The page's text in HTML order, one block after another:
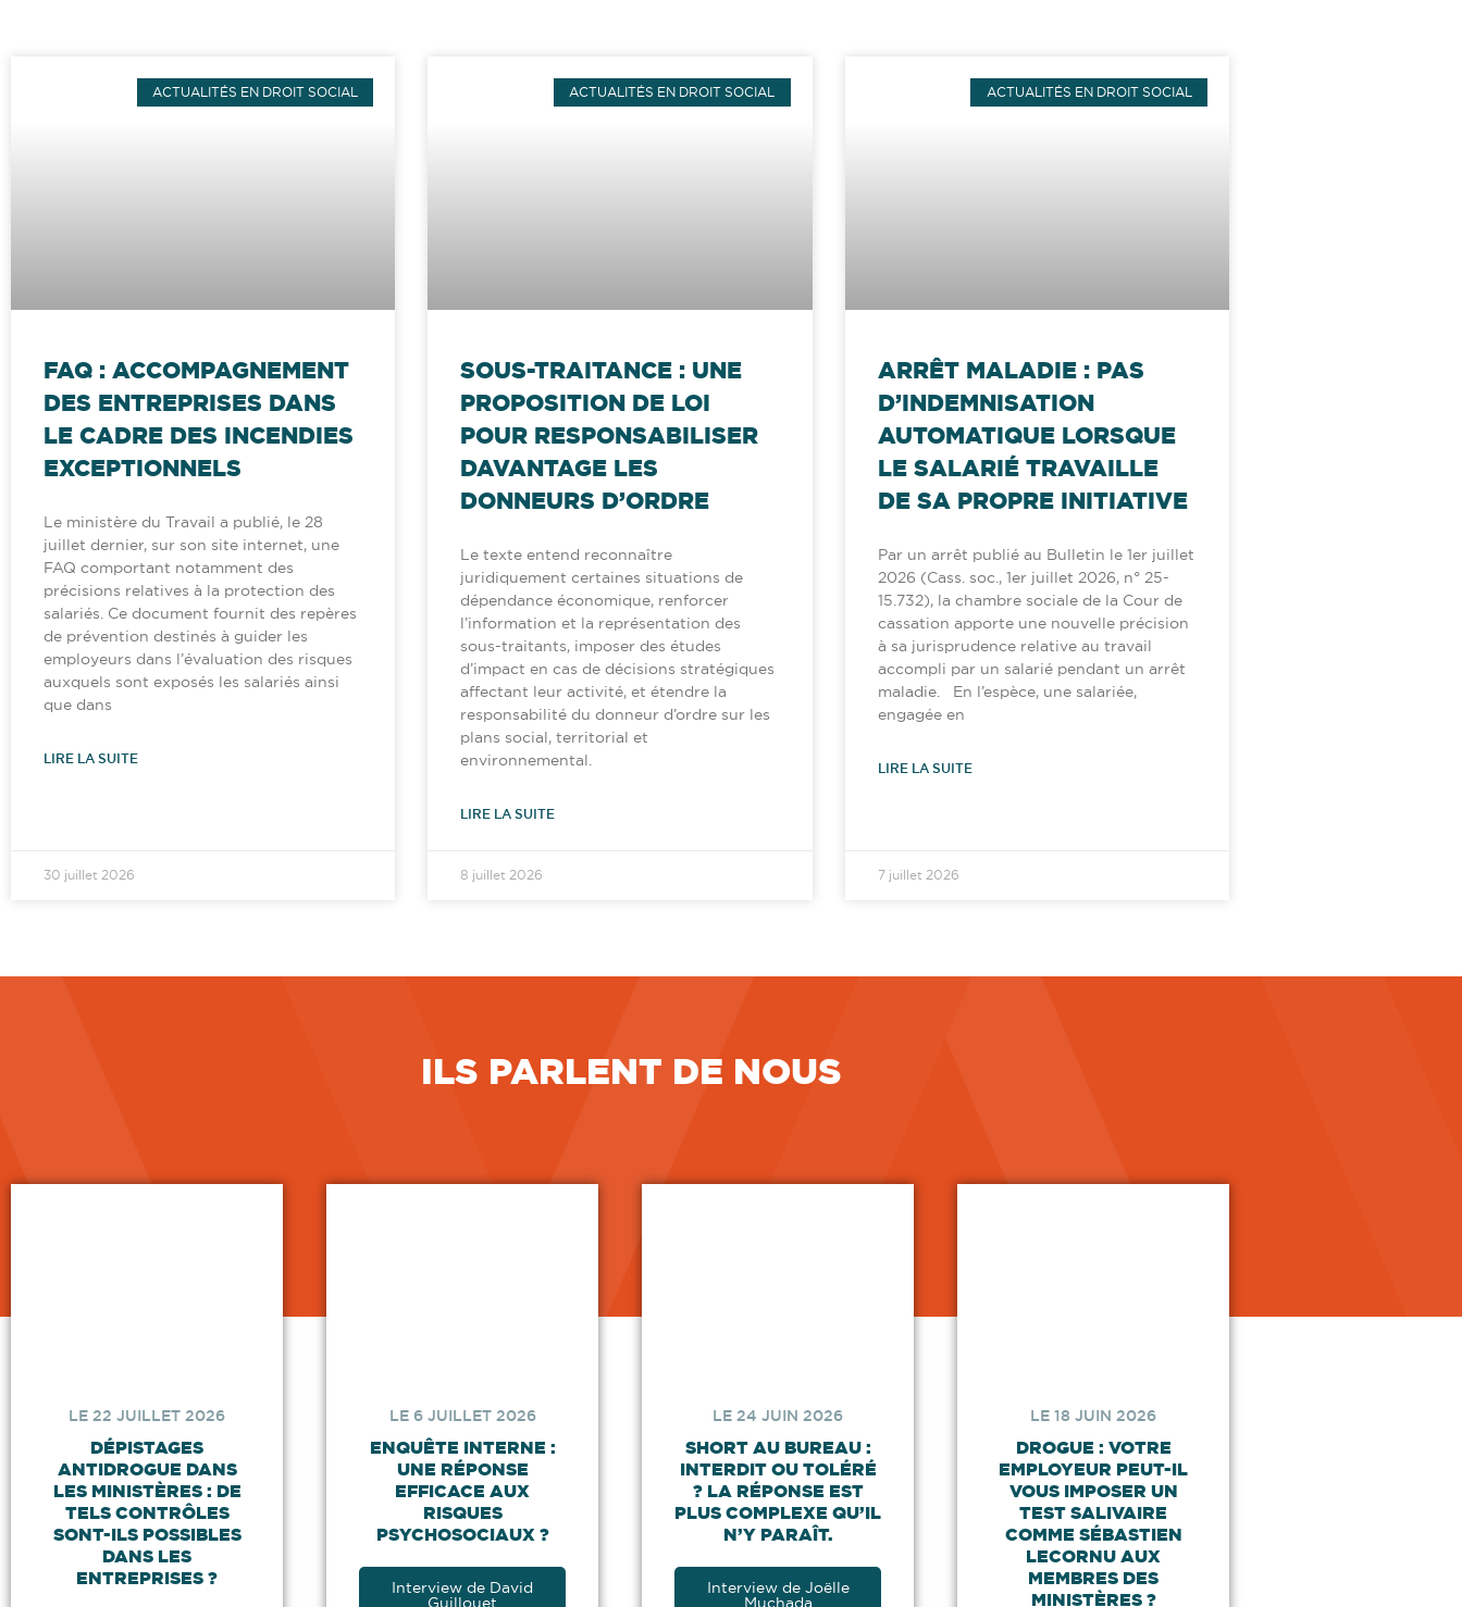
ACTUALITÉS EN DROIT SOCIAL
FAQ : ACCOMPAGNEMENT
DES ENTREPRISES DANS
LE CADRE DES INCENDIES
EXCEPTIONNELS
Le ministère du Travail a publié, le 28
juillet dernier, sur son site internet, une
FAQ comportant notamment des
précisions relatives à la protection des
salariés. Ce document fournit des repères
de prévention destinés à guider les
employeurs dans l’évaluation des risques
auxquels sont exposés les salariés ainsi
que dans
LIRE LA SUITE
30 juillet 2026
ACTUALITÉS EN DROIT SOCIAL
SOUS-TRAITANCE : UNE
PROPOSITION DE LOI
POUR RESPONSABILISER
DAVANTAGE LES
DONNEURS D’ORDRE
Le texte entend reconnaître
juridiquement certaines situations de
dépendance économique, renforcer
l’information et la représentation des
sous-traitants, imposer des études
d’impact en cas de décisions stratégiques
affectant leur activité, et étendre la
responsabilité du donneur d’ordre sur les
plans social, territorial et
environnemental.
LIRE LA SUITE
8 juillet 2026
ACTUALITÉS EN DROIT SOCIAL
ARRÊT MALADIE : PAS
D’INDEMNISATION
AUTOMATIQUE LORSQUE
LE SALARIÉ TRAVAILLE
DE SA PROPRE INITIATIVE
Par un arrêt publié au Bulletin le 1er juillet
2026 (Cass. soc., 1er juillet 2026, n° 25-
15.732), la chambre sociale de la Cour de
cassation apporte une nouvelle précision
à sa jurisprudence relative au travail
accompli par un salarié pendant un arrêt
maladie. En l’espèce, une salariée,
engagée en
LIRE LA SUITE
7 juillet 2026
ILS PARLENT DE NOUS
LE 22 JUILLET 2026
DÉPISTAGES
ANTIDROGUE DANS
LES MINISTÈRES : DE
TELS CONTRÔLES
SONT-ILS POSSIBLES
DANS LES
ENTREPRISES ?
LE 6 JUILLET 2026
ENQUÊTE INTERNE :
UNE RÉPONSE
EFFICACE AUX
RISQUES
PSYCHOSOCIAUX ?
Interview de David
Guillouet
LE 24 JUIN 2026
SHORT AU BUREAU :
INTERDIT OU TOLÉRÉ
? LA RÉPONSE EST
PLUS COMPLEXE QU’IL
N’Y PARAÎT.
Interview de Joëlle
Muchada
LE 18 JUIN 2026
DROGUE : VOTRE
EMPLOYEUR PEUT-IL
VOUS IMPOSER UN
TEST SALIVAIRE
COMME SÉBASTIEN
LECORNU AUX
MEMBRES DES
MINISTÈRES ?